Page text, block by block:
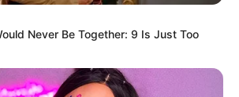
νέα από την Εύβοια
Never Be Together: 9 Is Just Too